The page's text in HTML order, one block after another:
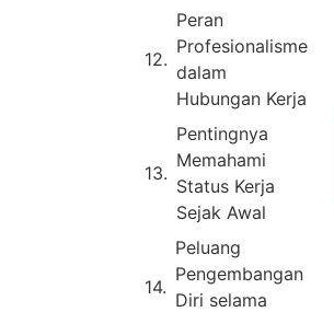
Peran
Profesionalisme
dalam
Hubungan Kerja
Pentingnya
Memahami
Status Kerja
Sejak Awal
Peluang
Pengembangan
Diri selama